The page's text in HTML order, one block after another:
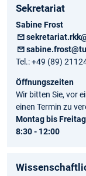
Sekretariat
Sabine Frost
Tel.: +49 (89)
Öffnungszeiten
Wir bitten Sie, vor
einen Termin zu
Montag bis Freitag
8:30 - 12:00